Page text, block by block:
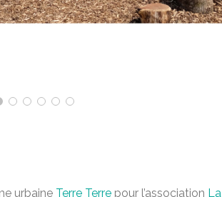
urbaine Terre Terre pour l’association La